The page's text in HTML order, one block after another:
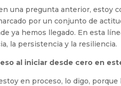
una pregunta anterior, estoy
por un conjunto de
ya hemos llegado. En esta
la persistencia y la resiliencia.
al iniciar desde cero en
en proceso, lo digo,